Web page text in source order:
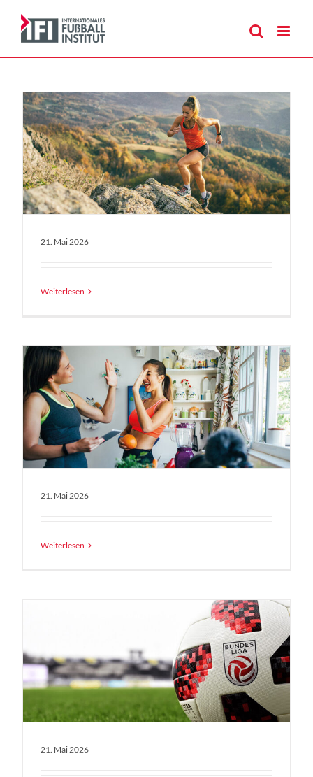
Inhalt
springen
21. Mai 2026
Weiterlesen
21. Mai 2026
Weiterlesen
21. Mai 2026